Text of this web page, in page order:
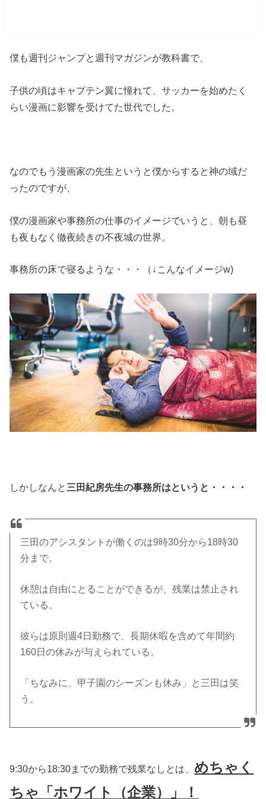
僕も週刊ジャンプと週刊マガジンが教科書で、
子供の頃はキャプテン翼に憧れて、サッカーを始めたく
らい漫画に影響を受けてた世代でした。
なのでもう漫画家の先生というと僕からすると神の域だ
ったのですが、
僕の漫画家や事務所の仕事のイメージでいうと、朝も昼
も夜もなく徹夜続きの不夜城の世界。
事務所の床で寝るような・・・（↓こんなイメージw)
しかしなんと 三田紀房先生の事務所はというと・・・・
三田のアシスタントが働くのは9時30分から18時30
分まで。
休憩は自由にとることができるが、残業は禁止され
ている。
彼らは原則週4日勤務で、長期休暇を含めて年間約
160日の休みが与えられている。
「ちなみに、甲子園のシーズンも休み」と三田は笑
う。
9:30から18:30までの勤務で残業なしとは、 めちゃく
ちゃ「ホワイト（企業）」！